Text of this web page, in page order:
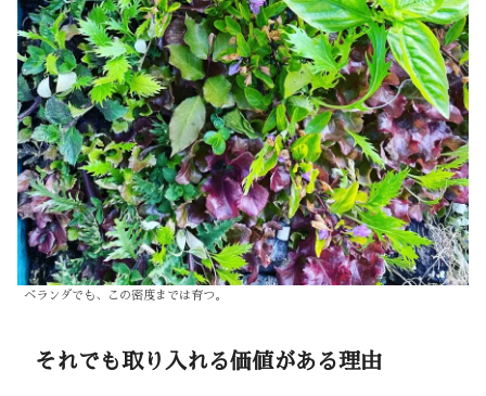
ベランダでも、この密度までは育つ。
それでも取り入れる価値がある理由